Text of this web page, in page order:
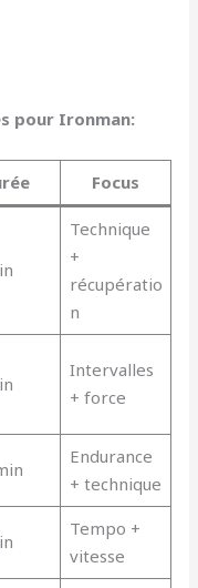
pour Ironman:
Focus
Technique
+
récupératio
n
Intervalles
+ force
Endurance
+ technique
Tempo +
vitesse